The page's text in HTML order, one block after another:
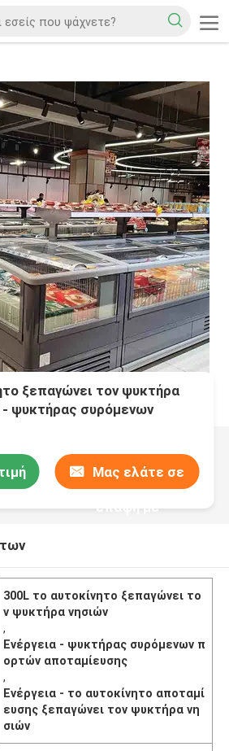
ξεπαγώνει τον ψυκτήρα
- ψυκτήρας συρόμενων
Μας ελάτε σε
επαφή με
300L το αυτοκίνητο ξεπαγώνει το
ν ψυκτήρα νησιών
,
Ενέργεια - ψυκτήρας συρόμενων π
ορτών αποταμίευσης
,
Ενέργεια - το αυτοκίνητο αποταμί
ευσης ξεπαγώνει τον ψυκτήρα νη
σιών